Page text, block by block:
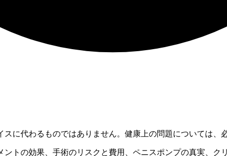
に代わるものではありません。健康上の問題については、
トの効果、手術のリスクと費用、ペニスポンプの真実、